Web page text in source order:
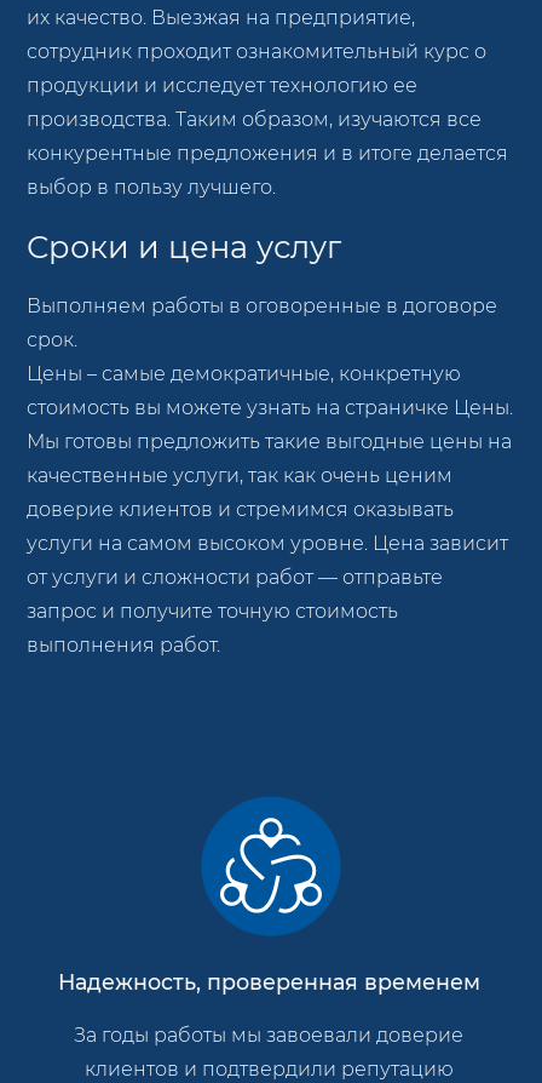
их качество. Выезжая на предприятие,
сотрудник проходит ознакомительный курс о
продукции и исследует технологию ее
производства. Таким образом, изучаются все
конкурентные предложения и в итоге делается
выбор в пользу лучшего.
Сроки и цена услуг
Выполняем работы в оговоренные в договоре
срок.
Цены – самые демократичные, конкретную
стоимость вы можете узнать на страничке Цены.
Мы готовы предложить такие выгодные цены на
качественные услуги, так как очень ценим
доверие клиентов и стремимся оказывать
услуги на самом высоком уровне. Цена зависит
от услуги и сложности работ — отправьте
запрос и получите точную стоимость
выполнения работ.
Надежность, проверенная временем
За годы работы мы завоевали доверие
клиентов и подтвердили репутацию